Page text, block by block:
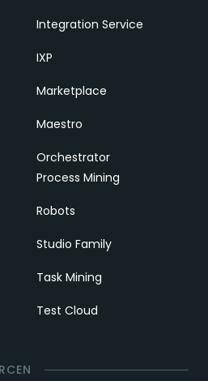
Integration Service
IXP
Marketplace
Maestro
Orchestrator
Process Mining
Robots
Studio Family
Task Mining
Test Cloud